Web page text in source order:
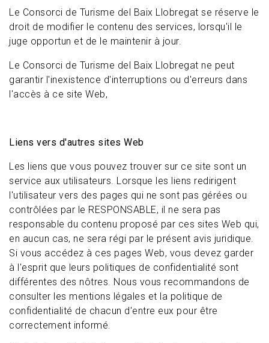
Le Consorci de Turisme del Baix Llobregat se réserve le
droit de modifier le contenu des services, lorsqu'il le
juge opportun et de le maintenir à jour.
Le Consorci de Turisme del Baix Llobregat ne peut
garantir l'inexistence d'interruptions ou d'erreurs dans
l'accès à ce site Web,
Liens vers d'autres sites Web
Les liens que vous pouvez trouver sur ce site sont un
service aux utilisateurs. Lorsque les liens redirigent
l'utilisateur vers des pages qui ne sont pas gérées ou
contrôlées par le RESPONSABLE, il ne sera pas
responsable du contenu proposé par ces sites Web qui,
en aucun cas, ne sera régi par le présent avis juridique.
Si vous accédez à ces pages Web, vous devez garder
à l'esprit que leurs politiques de confidentialité sont
différentes des nôtres. Nous vous recommandons de
consulter les mentions légales et la politique de
confidentialité de chacun d'entre eux pour être
correctement informé.